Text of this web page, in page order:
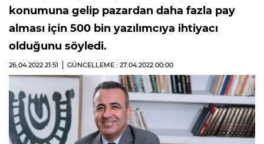
konumuna gelip pazardan daha fazla pay
alması için 500 bin yazılımcıya ihtiyacı
olduğunu söyledi.
26.04.2022 21:51 GÜNCELLEME : 27.04.2022 00:00